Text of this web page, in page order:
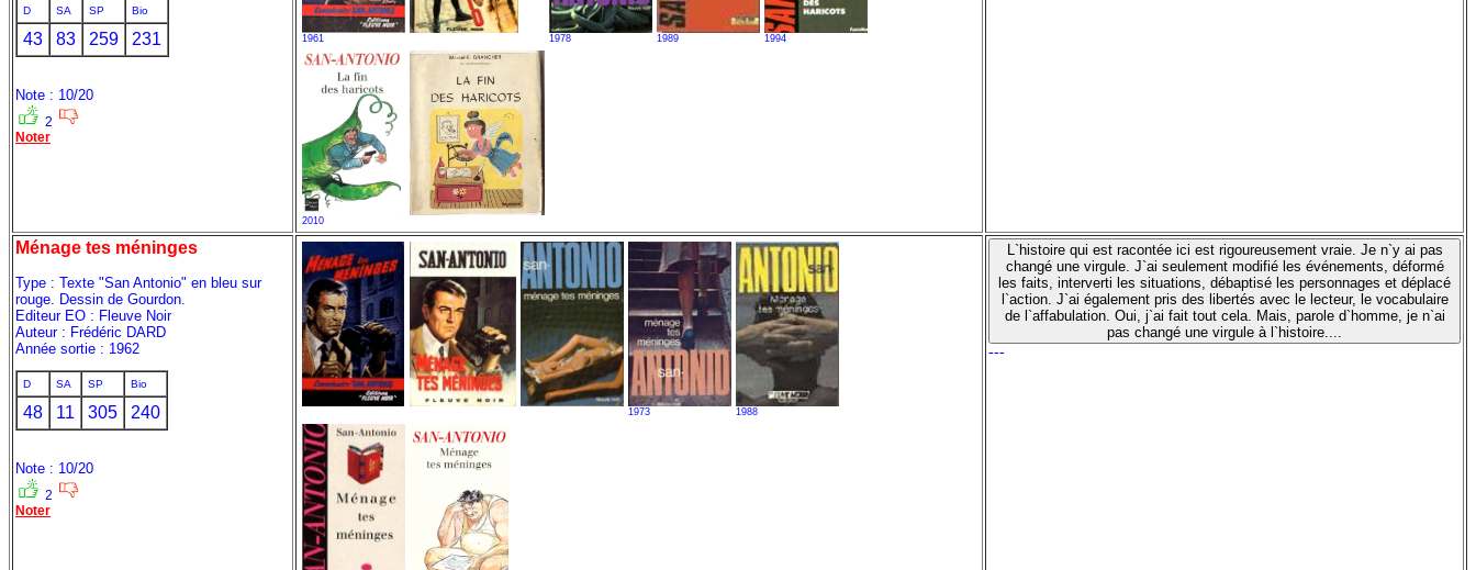
D SA SP Bio
43 83 259 231
Note : 10/20
2
Noter
1961 1978 1989 1994
2010
Ménage tes méninges
Type : Texte "San Antonio" en bleu sur
rouge. Dessin de Gourdon.
Editeur EO : Fleuve Noir
Auteur : Frédéric DARD
Année sortie : 1962
D SA SP Bio
48 11 305 240
Note : 10/20
2
Noter
1973 1988
L`histoire qui est racontée ici est rigoureusement vraie. Je n`y ai pas
changé une virgule. J`ai seulement modifié les événements, déformé
les faits, interverti les situations, débaptisé les personnages et déplacé
l`action. J`ai également pris des libertés avec le lecteur, le vocabulaire
de l`affabulation. Oui, j`ai fait tout cela. Mais, parole d`homme, je n`ai
pas changé une virgule à l`histoire....
---